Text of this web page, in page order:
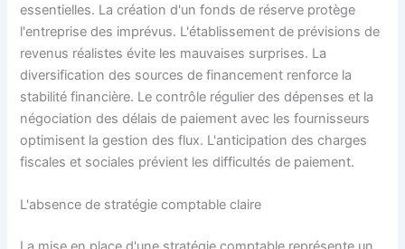
essentielles. La création d'un fonds de réserve protège
l'entreprise des imprévus. L'établissement de prévisions de
revenus réalistes évite les mauvaises surprises. La
diversification des sources de financement renforce la
stabilité financière. Le contrôle régulier des dépenses et la
négociation des délais de paiement avec les fournisseurs
optimisent la gestion des flux. L'anticipation des charges
fiscales et sociales prévient les difficultés de paiement.
L'absence de stratégie comptable claire